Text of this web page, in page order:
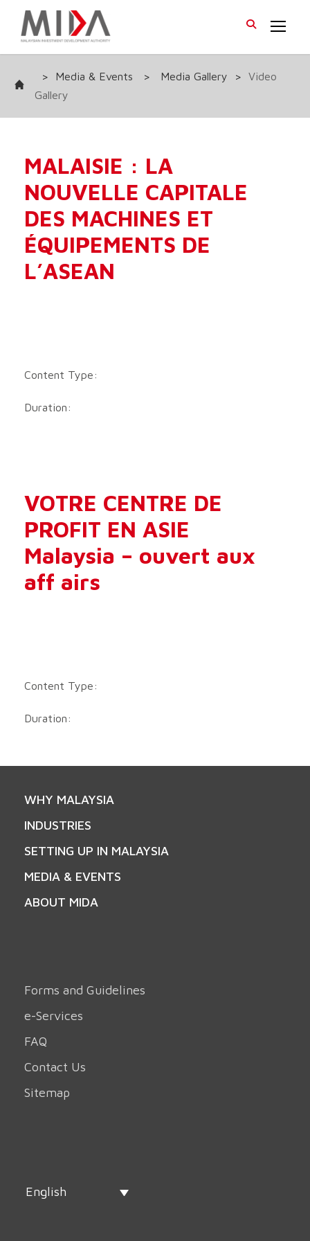
> Media & Events > Media Gallery >
Video
Gallery
MALAISIE : LA
NOUVELLE CAPITALE
DES MACHINES ET
ÉQUIPEMENTS DE
L’ASEAN
Content Type:
Duration:
VOTRE CENTRE DE
PROFIT EN ASIE
Malaysia – ouvert aux
aff airs
Content Type:
Duration:
WHY MALAYSIA
INDUSTRIES
SETTING UP IN MALAYSIA
MEDIA & EVENTS
ABOUT MIDA
Forms and Guidelines
e-Services
FAQ
Contact Us
Sitemap
English